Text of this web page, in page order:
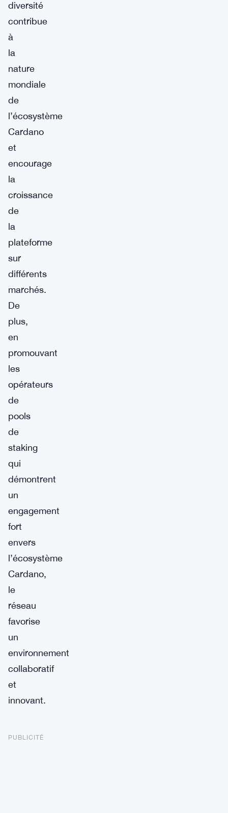
diversité
contribue
à
la
nature
mondiale
de
l’écosystème
Cardano
et
encourage
la
croissance
de
la
plateforme
sur
différents
marchés.
De
plus,
en
promouvant
les
opérateurs
de
pools
de
staking
qui
démontrent
un
engagement
fort
envers
l’écosystème
Cardano,
le
réseau
favorise
un
environnement
collaboratif
et
innovant.
PUBLICITÉ